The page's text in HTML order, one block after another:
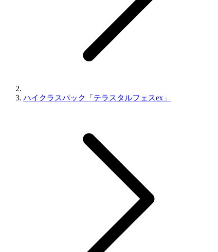
ハイクラスパック「テラスタルフェスex」